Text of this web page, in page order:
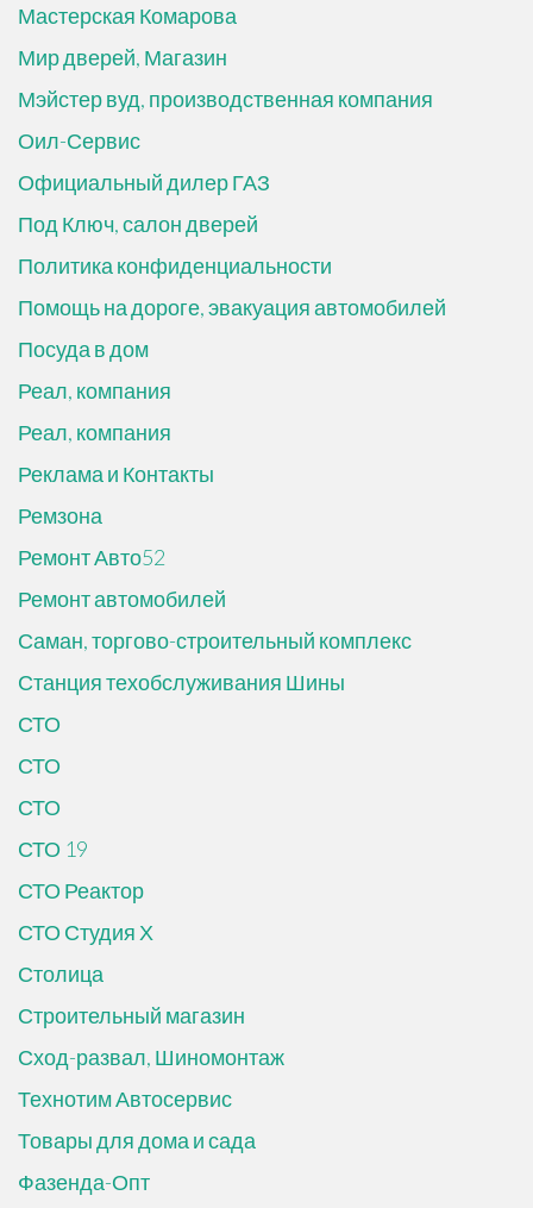
Мастерская Комарова
Мир дверей, Магазин
Мэйстер вуд, производственная компания
Оил-Сервис
Официальный дилер ГАЗ
Под Ключ, салон дверей
Политика конфиденциальности
Помощь на дороге, эвакуация автомобилей
Посуда в дом
Реал, компания
Реал, компания
Реклама и Контакты
Ремзона
Ремонт Авто52
Ремонт автомобилей
Саман, торгово-строительный комплекс
Станция техобслуживания Шины
СТО
СТО
СТО
СТО 19
СТО Реактор
СТО Студия Х
Столица
Строительный магазин
Сход-развал, Шиномонтаж
Технотим Автосервис
Товары для дома и сада
Фазенда-Опт